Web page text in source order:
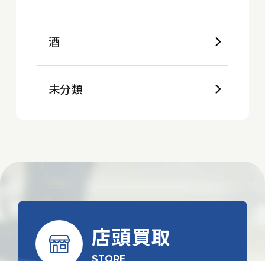
酒
未分類
店頭買取